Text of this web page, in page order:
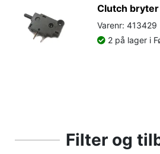
Clutch
Varenr: 413429
2 på lager i
Filter og